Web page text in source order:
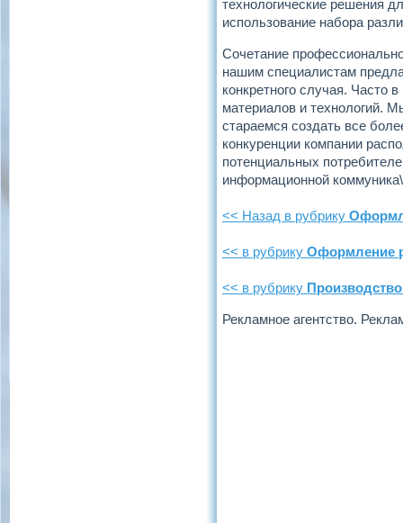
технологические решения
использование набора
Сочетание
нашим специалистам
конкретного случая. Часто
материалов и технологий.
стараемся создать все
конкуренции компании
потенциальных
информационной
<< Назад в рубрику
<< в рубрику Оформление
<< в рубрику
Рекламное агентство.